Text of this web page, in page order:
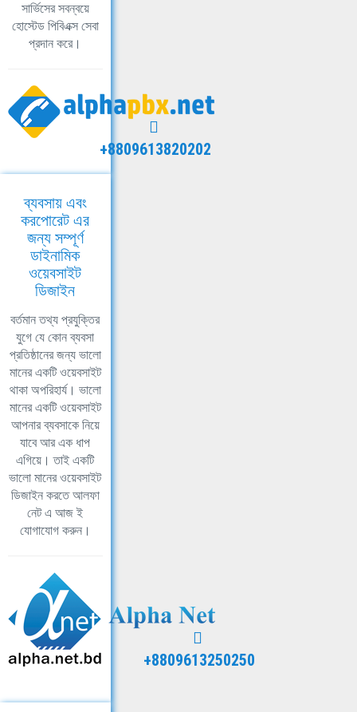
সার্ভিসের সবন্বয়ে
হোস্টেড পিবিএক্স সেবা
প্রদান করে।
+8809613820202
ব্যবসায় এবং
করপোরেট এর
জন্য সম্পূর্ণ
ডাইনামিক
ওয়েবসাইট
ডিজাইন
বর্তমান তথ্য প্রযুক্তির
যুগে যে কোন ব্যবসা
প্রতিষ্ঠানের জন্য ভালো
মানের একটি ওয়েবসাইট
থাকা অপরিহার্য। ভালো
মানের একটি ওয়েবসাইট
আপনার ব্যবসাকে নিয়ে
যাবে আর এক ধাপ
এগিয়ে। তাই একটি
ভালো মানের ওয়েবসাইট
ডিজাইন করতে আলফা
নেট এ আজ ই
যোগাযোগ করুন।
+8809613250250